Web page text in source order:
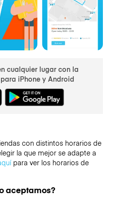
cualquier lugar con la
iPhone y Android
con distintos horarios de
la que mejor se adapte a
para ver los horarios de
aceptamos?